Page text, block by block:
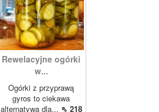
Rewelacyjne ogórki
w...
Ogórki z przyprawą
gyros to ciekawa
alternatywa dla... ⇖ 218